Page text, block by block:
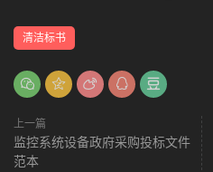
清洁标书
上一篇
监控系统设备政府采购投标文件
范本